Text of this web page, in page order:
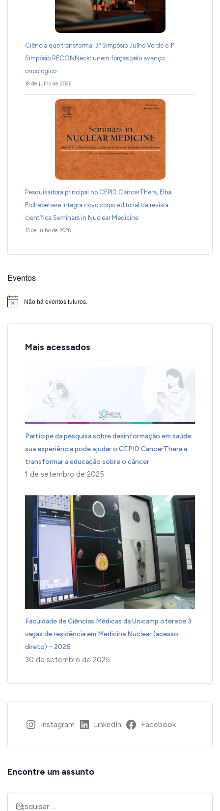
Ciência que transforma: 3º Simpósio Julho Verde e 1º
Simpósio RECONNeckt unem forças pelo avanço
oncológico
18 de julho de 2026
Pesquisadora principal no CEPID CancerThera, Elba
Etchebehere integra novo corpo editorial da revista
científica Seminars in Nuclear Medicine
13 de julho de 2026
Eventos
Notice Não há eventos futuros.
Mais acessados
Participe da pesquisa sobre desinformação em saúde:
sua experiência pode ajudar o CEPID CancerThera a
transformar a educação sobre o câncer
1 de setembro de 2025
Faculdade de Ciências Médicas da Unicamp oferece 3
vagas de residência em Medicina Nuclear (acesso
direto) – 2026
30 de setembro de 2025
Instagram LinkedIn Facebook
Encontre um assunto